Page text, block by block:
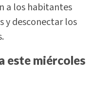
a los habitantes
y desconectar los
este miércoles